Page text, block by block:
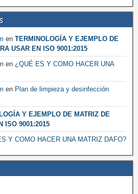
en TERMINOLOGÍA Y EJEMPLO DE
USAR EN ISO 9001:2015
en ¿QUÉ ES Y COMO HACER UNA
en Plan de limpieza y desinfección
Y EJEMPLO DE MATRIZ DE
ISO 9001:2015
Y COMO HACER UNA MATRIZ DAFO?